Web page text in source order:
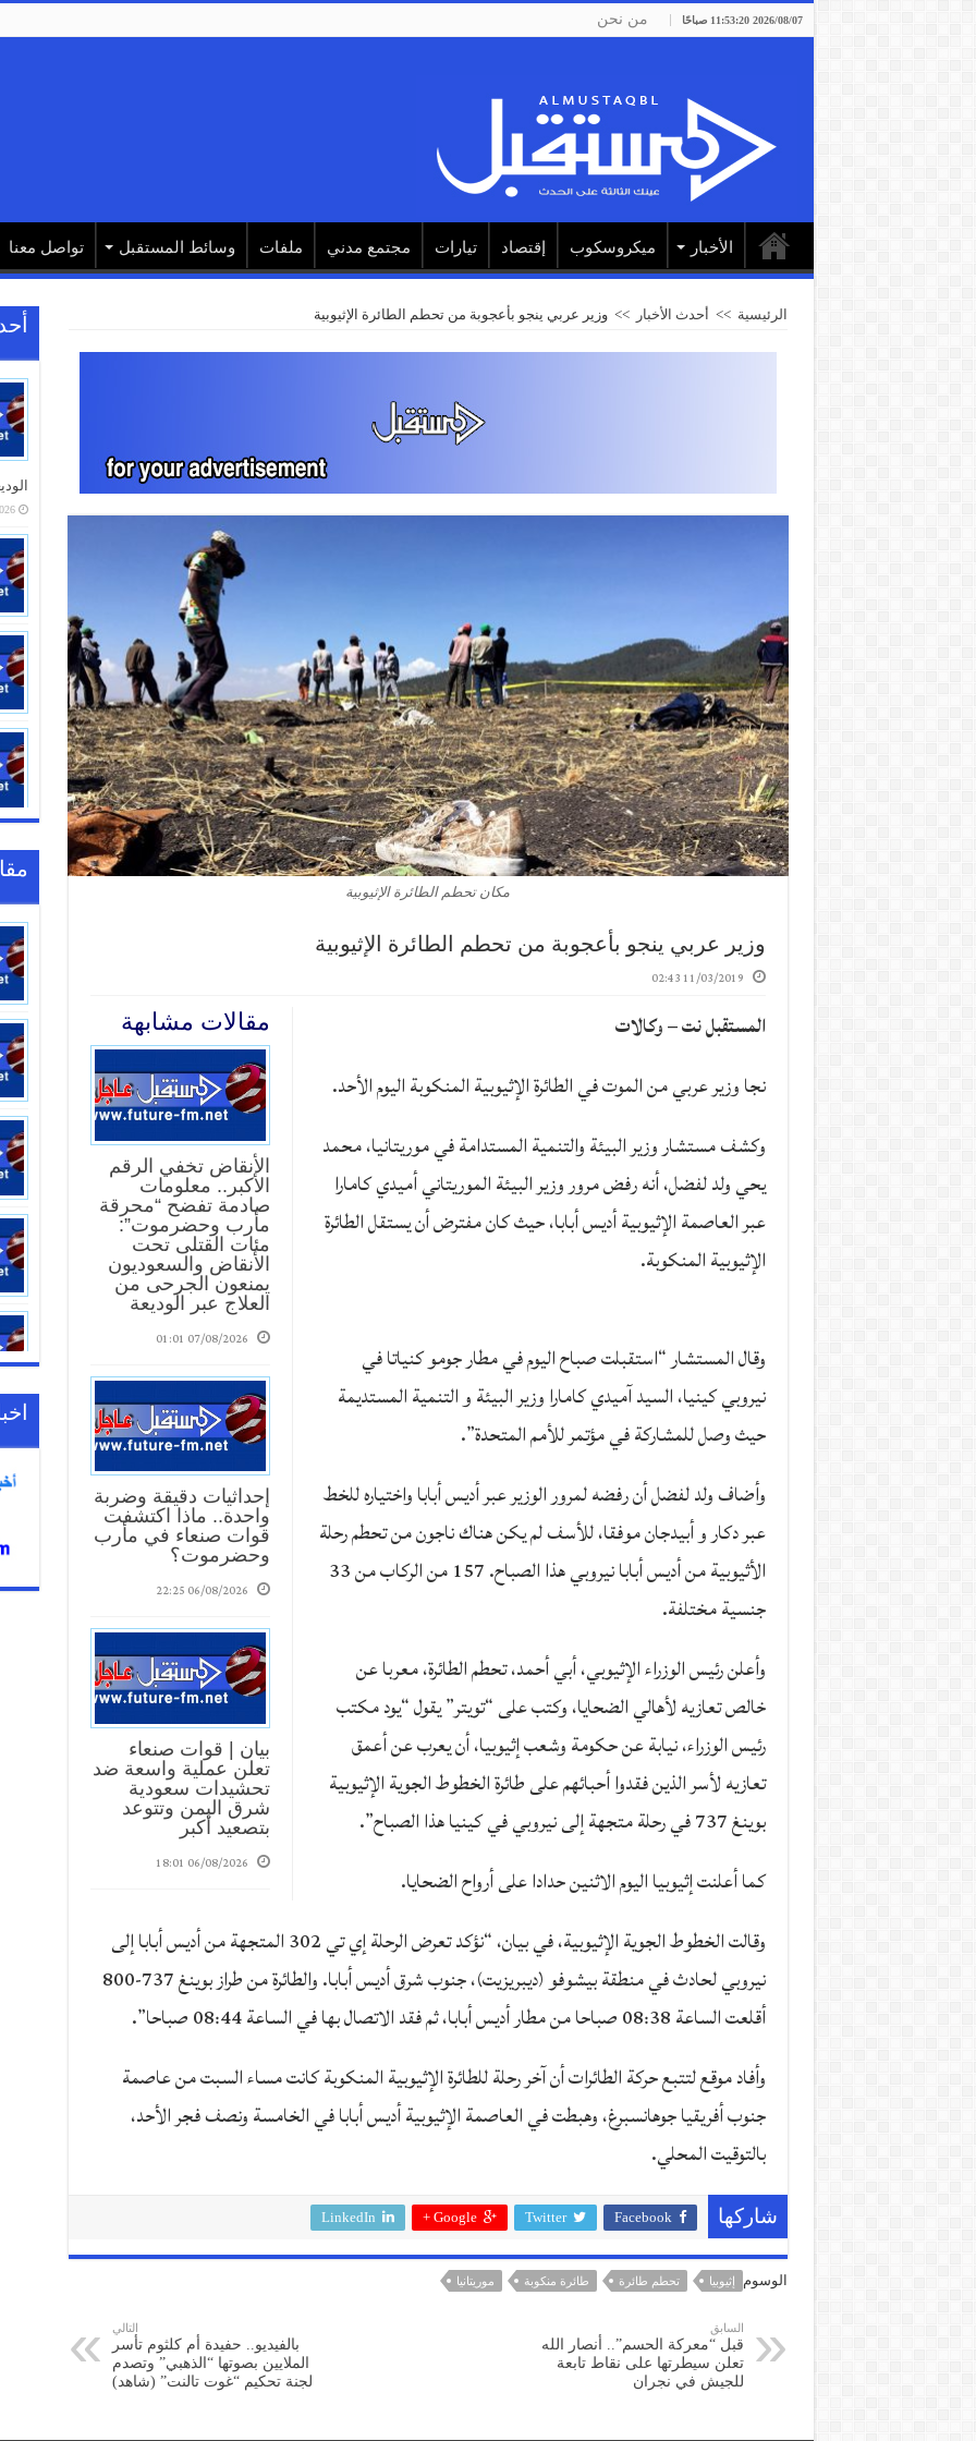
2026/08/07 11:53:20 صباحًا من نحن
الأخبار ميكروسكوب إقتصاد تيارات مجتمع مدني ملفات وسائط المستقبل تواصل معنا
الرئيسية >> أحدث الأخبار >> وزير عربي ينجو بأعجوبة من تحطم الطائرة الإثيوبية
مكان تحطم الطائرة الإثيوبية
وزير عربي ينجو بأعجوبة من تحطم الطائرة الإثيوبية
11/03/2019 02:43
مقالات مشابهة
الأنقاض تخفي الرقم
الأكبر.. معلومات
صادمة تفضح “محرقة
مأرب وحضرموت”:
مئات القتلى تحت
الأنقاض والسعوديون
يمنعون الجرحى من
العلاج عبر الوديعة
07/08/2026 01:01
إحداثيات دقيقة وضربة
واحدة.. ماذا اكتشفت
قوات صنعاء في مأرب
وحضرموت؟
06/08/2026 22:25
بيان | قوات صنعاء
تعلن عملية واسعة ضد
تحشيدات سعودية
شرق اليمن وتتوعد
بتصعيد أكبر
06/08/2026 18:01
المستقبل نت – وكالات
نجا وزير عربي من الموت في الطائرة الإثيوبية المنكوبة اليوم الأحد.
وكشف مستشار وزير البيئة والتنمية المستدامة في موريتانيا، محمد
يحي ولد لفضل، أنه رفض مرور وزير البيئة الموريتاني أميدي كامارا
عبر العاصمة الإثيوبية أديس أبابا، حيث كان مفترض أن يستقل الطائرة
الإثيوبية المنكوبة.
وقال المستشار “استقبلت صباح اليوم في مطار جومو كنياتا في
نيروبي كينيا، السيد آميدي كامارا وزير البيئة و التنمية المستديمة
حيث وصل للمشاركة في مؤتمر للأمم المتحدة”.
وأضاف ولد لفضل أن رفضه لمرور الوزير عبر أديس أبابا واختياره للخط
عبر دكار و أبيدجان موفقا، للأسف لم يكن هناك ناجون من تحطم رحلة
الأثيوبية من أديس أبابا نيروبي هذا الصباح. 157 من الركاب من 33
جنسية مختلفة.
وأعلن رئيس الوزراء الإثيوبي، أبي أحمد، تحطم الطائرة، معربا عن
خالص تعازيه لأهالي الضحايا، وكتب على “تويتر” يقول “يود مكتب
رئيس الوزراء، نيابة عن حكومة وشعب إثيوبيا، أن يعرب عن أعمق
تعازيه لأسر الذين فقدوا أحبائهم على طائرة الخطوط الجوية الإثيوبية
بوينغ 737 في رحلة متجهة إلى نيروبي في كينيا هذا الصباح”.
كما أعلنت إثيوبيا اليوم الاثنين حدادا على أرواح الضحايا.
وقالت الخطوط الجوية الإثيوبية، في بيان، “نؤكد تعرض الرحلة إي تي 302 المتجهة من أديس أبابا إلى
نيروبي لحادث في منطقة بيشوفو (ديبريزيت)، جنوب شرق أديس أبابا. والطائرة من طراز بوينغ 737-800
أقلعت الساعة 08:38 صباحا من مطار أديس أبابا، ثم فقد الاتصال بها في الساعة 08:44 صباحا”.
وأفاد موقع لتتبع حركة الطائرات أن آخر رحلة للطائرة الإثيوبية المنكوبة كانت مساء السبت من عاصمة
جنوب أفريقيا جوهانسبرغ، وهبطت في العاصمة الإثيوبية أديس أبابا في الخامسة ونصف فجر الأحد،
بالتوقيت المحلي.
شاركها Facebook
Twitter
Google +
LinkedIn
الوسوم إثيوبيا تحطم طائرة طائرة منكوبة موريتانيا
السابق
قبل “معركة الحسم”.. أنصار الله
تعلن سيطرتها على نقاط تابعة
للجيش في نجران
التالي
بالفيديو.. حفيدة أم كلثوم تأسر
الملايين بصوتها “الذهبي” وتصدم
لجنة تحكيم “غوت تالنت” (شاهد)